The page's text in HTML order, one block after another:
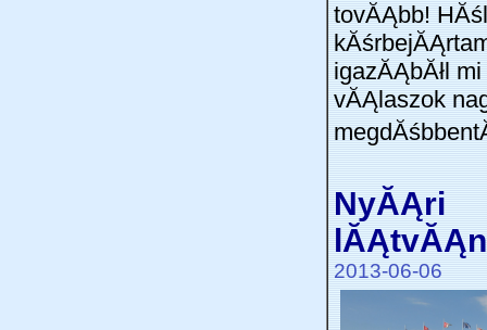
tovĂĄbb!
igazĂĄbĂłl
vĂĄlaszok
NyĂĄri
2013-06-06